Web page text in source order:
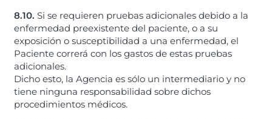
8.10. Si se requieren pruebas adicionales debido a la
enfermedad preexistente del paciente, o a su
exposición o susceptibilidad a una enfermedad, el
Paciente correrá con los gastos de estas pruebas
adicionales.
Dicho esto, la Agencia es sólo un intermediario y no
tiene ninguna responsabilidad sobre dichos
procedimientos médicos.